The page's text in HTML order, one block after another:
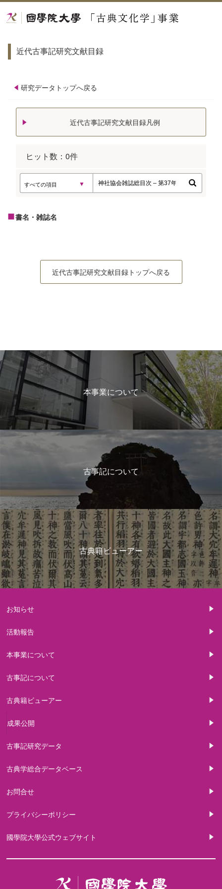
近代古事記研究文献目録
研究データトップへ戻る
近代古事記研究文献目録凡例
ヒット数： 0件
書名・雑誌名
近代古事記研究文献目録トップへ戻る
本事業について
古事記について
古典籍ビューアー
お知らせ
活動報告
本事業について
古事記について
古典籍ビューアー
成果公開
古事記研究データ
古典学総合データベース
お問合せ
プライバシーポリシー
國學院大學公式ウェブサイト